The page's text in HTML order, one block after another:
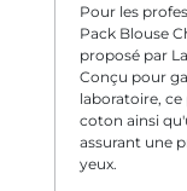
Pour les
Pack Blouse
proposé par
Conçu pour
laboratoire,
coton ainsi
assurant une
yeux.